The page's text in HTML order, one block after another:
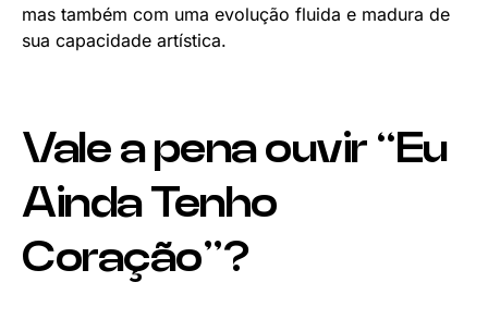
mas também com uma evolução fluida e madura de
sua capacidade artística.
Vale a pena ouvir “Eu
Ainda Tenho
Coração”?